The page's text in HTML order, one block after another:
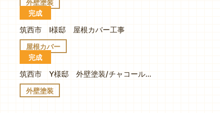
外壁塗装
完成
筑西市 I様邸 屋根カバー工事
屋根カバー
完成
筑西市 Y様邸 外壁塗装/チャコール×アイアンバーグ
外壁塗装